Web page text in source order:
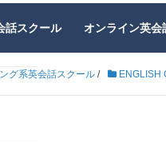
話スクール オンライン英会
グ系英会話スクール / ENGLISH